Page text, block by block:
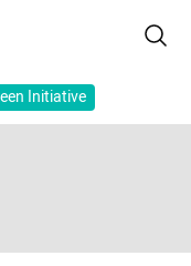
Initiative